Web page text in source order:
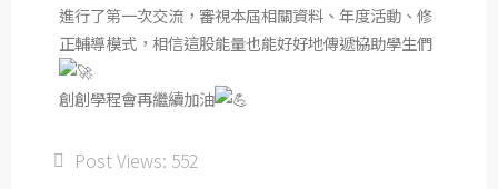
進行了第一次交流，審視本屆相關資料、年度活動、修
正輔導模式，相信這股能量也能好好地傳遞協助學生們
創創學程會再繼續加油
Post Views: 552